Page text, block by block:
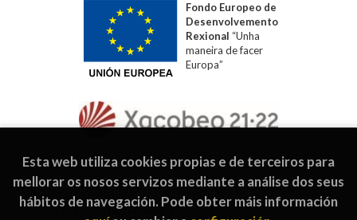
Fondo Europeo de
Desenvolvemento
Rexional “Unha
maneira de facer
Europa”
2026 ©Editorial Galaxia . Todos os dereitos reservados |
Esta web utiliza cookies propias e de terceiros para
mellorar os nosos servizos mediante a análise dos seus
hábitos de navegación. Pode obter máis información